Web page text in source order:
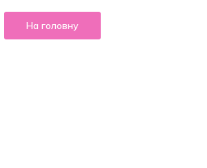
На головну